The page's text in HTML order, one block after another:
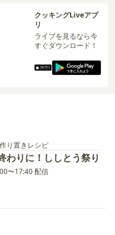
クッキングLiveアプ
リ
ライブを見るなら今
すぐダウンロード！
り置きレシピ
わりに！ししとう祭り
〜17:40 配信